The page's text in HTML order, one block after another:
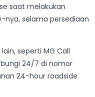
saat melakukan
nya, selama persediaan
seperti MG Call
24/7 di nomor
24-hour roadside